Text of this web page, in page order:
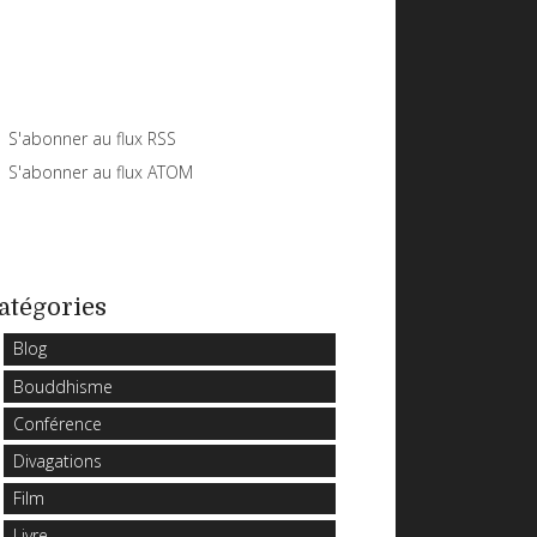
S'abonner au flux RSS
S'abonner au flux ATOM
Blog
Bouddhisme
Conférence
Divagations
Film